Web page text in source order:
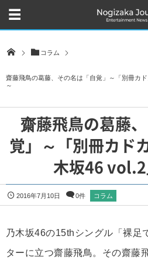
コラム
齋藤飛鳥の葛藤、その名は「自覚」～「別冊カ
～
齋藤飛鳥の葛藤
覚」～「別冊カド
木坂46
2016年7月10日 0件 コラム
乃木坂46の15thシングル「裸足
ターに立つ齋藤飛鳥。その齋藤